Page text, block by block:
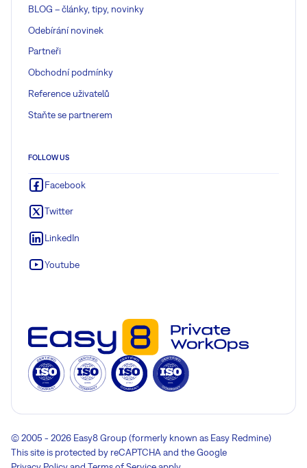
BLOG – články, tipy, novinky
Odebírání novinek
Partneři
Obchodní podmínky
Reference uživatelů
Staňte se partnerem
FOLLOW US
Facebook
Twitter
LinkedIn
Youtube
© 2005 - 2026 Easy8 Group (formerly known as Easy Redmine)
This site is protected by reCAPTCHA and the Google